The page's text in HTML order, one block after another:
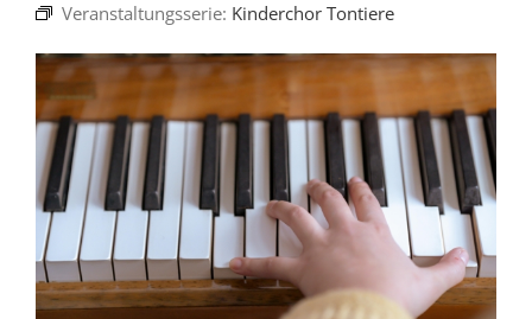
Veranstaltungsserie: Kinderchor Tontiere